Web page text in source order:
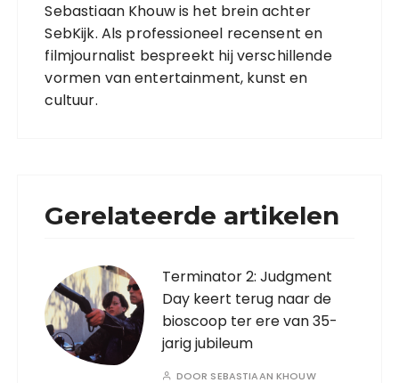
Sebastiaan Khouw is het brein achter
SebKijk. Als professioneel recensent en
filmjournalist bespreekt hij verschillende
vormen van entertainment, kunst en
cultuur.
Gerelateerde artikelen
Terminator 2: Judgment
Day keert terug naar de
bioscoop ter ere van 35-
jarig jubileum
DOOR SEBASTIAAN KHOUW